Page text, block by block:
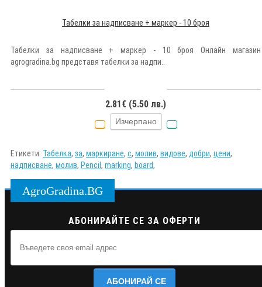
Табелки за надписване + маркер - 10 броя
Табелки за надписване + маркер - 10 броя Онлайн магазин
agrogradina.bg представя табелки за надпи..
2.81€ (5.50 лв.)
Изчерпано
Етикети: Табелка, за, маркиране, с, молив, видове, добри, цени,
надписване, молив, Pencil , marking, board,
AgroGradina.BG
АБОНИРАЙТЕ СЕ ЗА ОФЕРТИ
АБОНИРАЙ СЕ